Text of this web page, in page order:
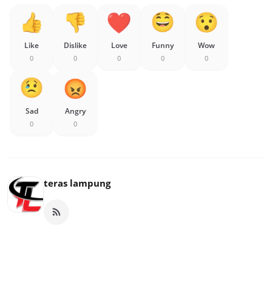
Like
0
Dislike
0
Love
0
Funny
0
Wow
0
Sad
0
Angry
0
teras lampung